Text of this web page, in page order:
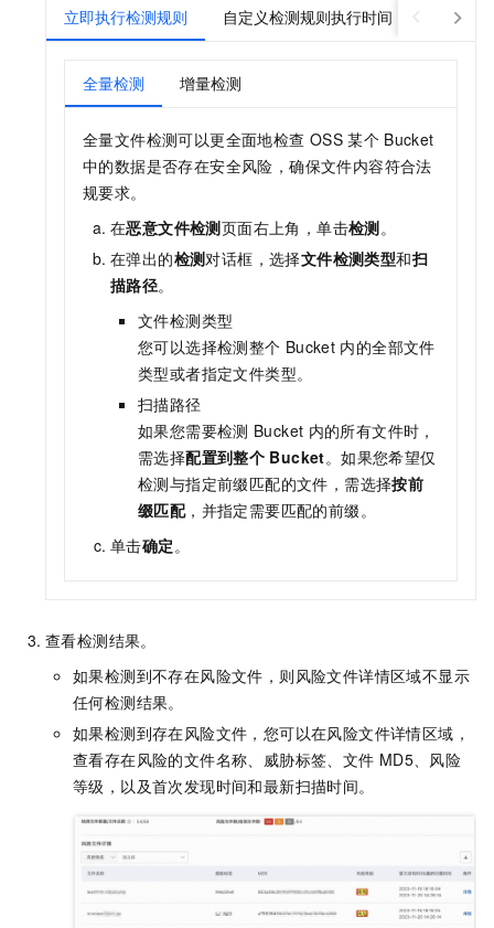
立即执行检测规则 自定义检测规则执行时间
全量检测 增量检测
全量文件检测可以更全面地检查 OSS 某个 Bucket
中的数据是否存在安全风险，确保文件内容符合法
规要求。
在恶意文件检测页面右上角，单击检测。
在弹出的检测对话框，选择文件检测类型和扫
描路径。
文件检测类型
您可以选择检测整个 Bucket 内的全部文件
类型或者指定文件类型。
扫描路径
如果您需要检测 Bucket 内的所有文件时，
需选择配置到整个 Bucket。如果您希望仅
检测与指定前缀匹配的文件，需选择按前
缀匹配，并指定需要匹配的前缀。
单击确定。
查看检测结果。
如果检测到不存在风险文件，则风险文件详情区域不显示
任何检测结果。
如果检测到存在风险文件，您可以在风险文件详情区域，
查看存在风险的文件名称、威胁标签、文件 MD5、风险
等级，以及首次发现时间和最新扫描时间。